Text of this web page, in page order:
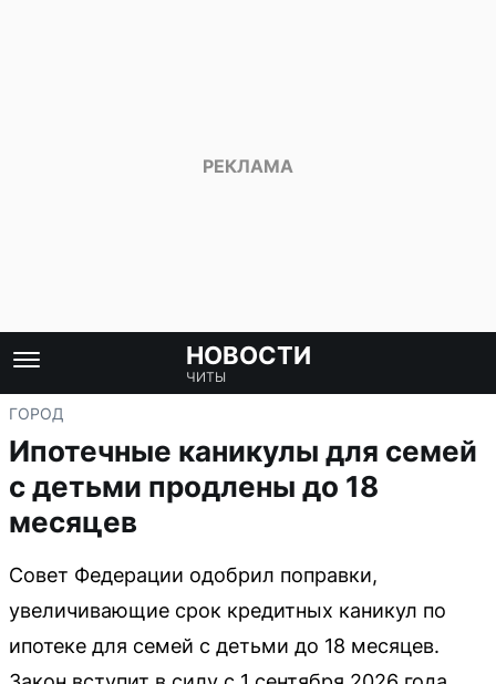
НОВОСТИ
ЧИТЫ
ГОРОД
Ипотечные каникулы для семей
с детьми продлены до 18
месяцев
Совет Федерации одобрил поправки,
увеличивающие срок кредитных каникул по
ипотеке для семей с детьми до 18 месяцев.